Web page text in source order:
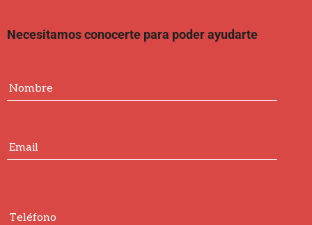
Necesitamos conocerte para poder ayudarte